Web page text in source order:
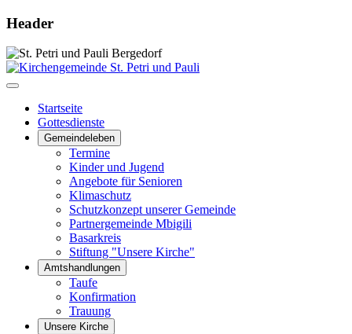
Header
Startseite
Gottesdienste
Gemeindeleben
Termine
Kinder und Jugend
Angebote für Senioren
Klimaschutz
Schutzkonzept unserer Gemeinde
Partnergemeinde Mbigili
Basarkreis
Stiftung "Unsere Kirche"
Amtshandlungen
Taufe
Konfirmation
Trauung
Unsere Kirche